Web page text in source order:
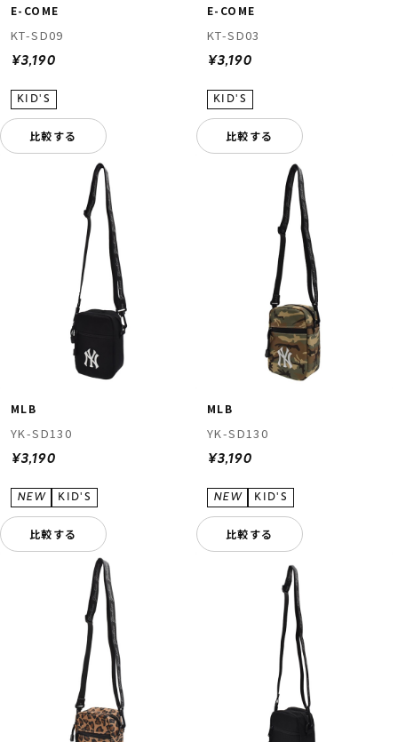
ムラサキスポーツ 公式アプリ
ポイント・クーポンもこのアプリで！
E-COME
KT-SD09
¥3,190
比較する
E-COME
KT-SD03
¥3,190
比較する
MLB
YK-SD130
¥3,190
比較する
MLB
YK-SD130
¥3,190
比較する